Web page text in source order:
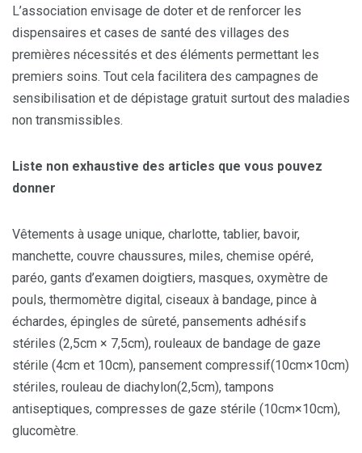
L’association envisage de doter et de renforcer les
dispensaires et cases de santé des villages des
premières nécessités et des éléments permettant les
premiers soins. Tout cela facilitera des campagnes de
sensibilisation et de dépistage gratuit surtout des maladies
non transmissibles.
Liste non exhaustive des articles que vous pouvez
donner
Vêtements à usage unique, charlotte, tablier, bavoir,
manchette, couvre chaussures, miles, chemise opéré,
paréo, gants d’examen doigtiers, masques, oxymètre de
pouls, thermomètre digital, ciseaux à bandage, pince à
échardes, épingles de sûreté, pansements adhésifs
stériles (2,5cm × 7,5cm), rouleaux de bandage de gaze
stérile (4cm et 10cm), pansement compressif(10cm×10cm)
stériles, rouleau de diachylon(2,5cm), tampons
antiseptiques, compresses de gaze stérile (10cm×10cm),
glucomètre.